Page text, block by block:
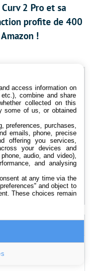
2 Pro et sa
profite de 400
!
recevoir nos
access information on
combine and share
collected on this
some of us, or obtained
preferences, purchases,
emails, phone, precise
offering you services,
your devices and
audio, and video),
and analysing
at any time via the
and object to
These choices remain